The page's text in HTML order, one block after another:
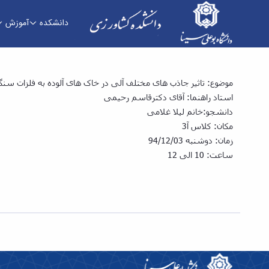
دانشکده آموزش
سمینار یک دکتری خانم: "لیلا غلامی" با موضوع
موضوع: تاثیر جاذب های مختلف آلی در خاک های آلوده به فلزات
استاد راهنما: آقای دکترقاسم رحیمی
دانشجو:خانم لیلا غلامی
مکان: کلاس آ3
زمان: دوشنبه 94/12/03
ساعت: 10 الی 12